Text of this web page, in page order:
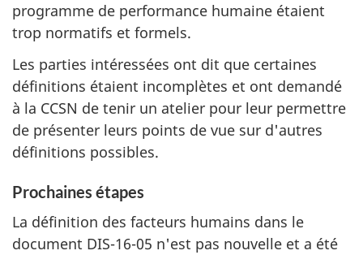
programme de performance humaine étaient
trop normatifs et formels.
Les parties intéressées ont dit que certaines
définitions étaient incomplètes et ont demandé
à la CCSN de tenir un atelier pour leur permettre
de présenter leurs points de vue sur d'autres
définitions possibles.
Prochaines étapes
La définition des facteurs humains dans le
document DIS-16-05 n'est pas nouvelle et a été